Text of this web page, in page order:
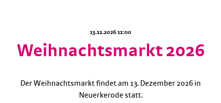
13.12.2026 11:00
Weihnachtsmarkt 2026
Der Weihnachtsmarkt findet am 13. Dezember 2026 in
Neuerkerode statt.